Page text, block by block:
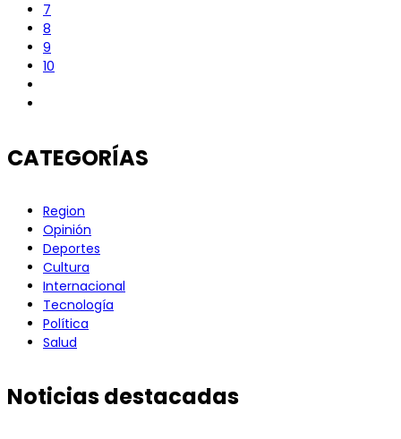
7
8
9
10
CATEGORÍAS
Region
Opinión
Deportes
Cultura
Internacional
Tecnología
Política
Salud
Noticias destacadas